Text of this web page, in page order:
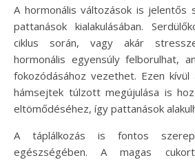
A hormonális változások is jelentős
pattanások kialakulásában.
ciklus során, vagy akár
hormonális egyensúly felborulhat,
fokozódásához vezethet. Ezen
hámsejtek túlzott megújulása is
eltömődéséhez, így pattanások
A táplálkozás is fontos
egészségében. A magas